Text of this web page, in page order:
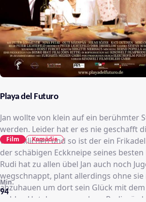
Playa del Futuro
Jan wollte von klein auf ein berühmter
werden. Leider hat er es nie geschafft
verwirklichen und so ist der ein
der schäbigen Eckkneipe seines besten
Rudi hat zu allen übel Jan auch noch
wegschnappt, plant allerdings ohne sie
abzuhauen um dort sein Glück mit dem
noblen Hotels zu versuchen. Rudi würde Jan gerne
94
Min.
Film Komödie